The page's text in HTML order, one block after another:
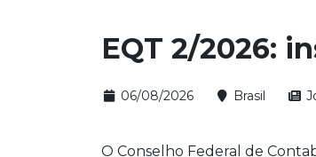
EQT 2/2026:
06/08/2026 Brasil
O Conselho Federal de